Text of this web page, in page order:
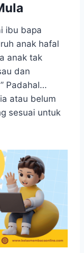
ibu bapa
anak hafal
anak tak
dan
Padahal…
atau belum
sesuai untuk